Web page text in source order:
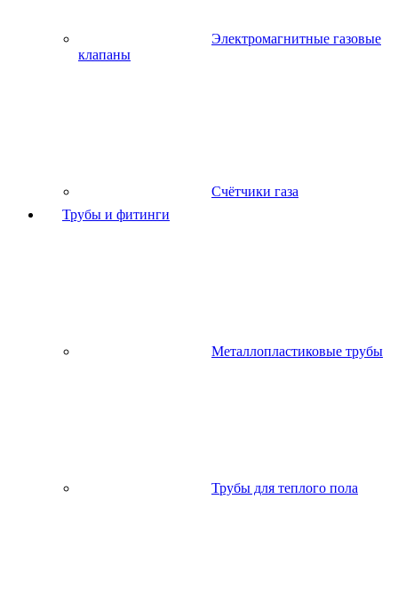
Электромагнитные газовые
клапаны
Счётчики газа
Трубы и фитинги
Металлопластиковые трубы
Трубы для теплого пола